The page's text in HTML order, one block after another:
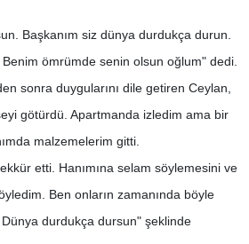
Başkanım siz dünya durdukça durun.
ömrümde senin olsun oğlum" dedi.
sonra duygularını dile getiren Ceylan,
götürdü. Apartmanda izledim ama bir
malzemelerim gitti.
etti. Hanımına selam söylemesini ve
Ben onların zamanında böyle
durdukça dursun" şeklinde